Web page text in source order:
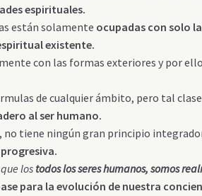
espirituales.
están solamente ocupadas con solo
existente.
con las formas exteriores y por
de cualquier ámbito, pero tal
al ser humano.
no tiene ningún gran principio
los todos los seres humanos, somos
para la evolución de nuestra